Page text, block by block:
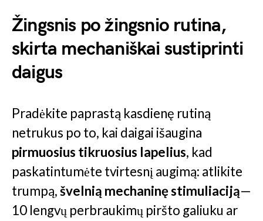
Žingsnis po žingsnio rutina,
skirta mechaniškai sustiprinti
daigus
Pradėkite paprastą kasdienę rutiną
netrukus po to, kai daigai išaugina
pirmuosius tikruosius lapelius, kad
paskatintumėte tvirtesnį augimą: atlikite
trumpą,švelnią mechaninę stimuliaciją—
10 lengvų perbraukimų piršto galiuku ar